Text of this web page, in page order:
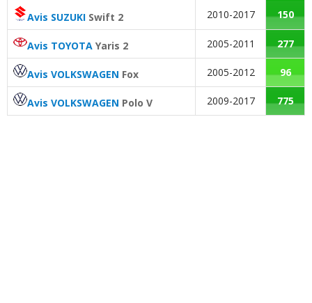
Avis SUZUKI Swift 2 2010-2017 150
Avis TOYOTA Yaris 2 2005-2011 277
Avis VOLKSWAGEN Fox 2005-2012 96
Avis VOLKSWAGEN Polo V 2009-2017 775